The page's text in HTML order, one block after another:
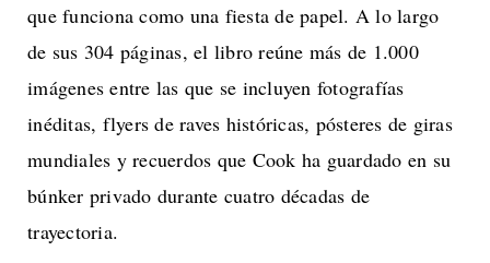
que funciona como una fiesta de papel. A lo largo
de sus 304 páginas, el libro reúne más de 1.000
imágenes entre las que se incluyen fotografías
inéditas, flyers de raves históricas, pósteres de giras
mundiales y recuerdos que Cook ha guardado en su
búnker privado durante cuatro décadas de
trayectoria.